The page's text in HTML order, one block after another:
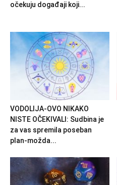
očekuju događaji koji...
VODOLIJA-OVO NIKAKO
NISTE OČEKIVALI: Sudbina je
za vas spremila poseban
plan-možda...